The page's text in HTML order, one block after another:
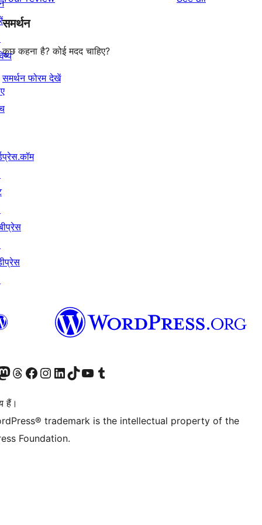
reviews
star
reviews
समर्थन
कुछ कहना है? कोई मदद चाहिए?
समर्थन फोरम देखें
account
our Mastodon account
हमारे थ्रेड्स अकाउंट पर जाएंहमारे फेसबुक पेज पर जाएँहमारे इंस्टाग्राम अकाउंट पर जाएंहमारे लिंक्डइन खाते पर जाएँहमारे टिकटॉक खाते पर जाएँहमारे यूट्यूब चैनल पर जाएंहमारे Tumblr खाते पर जाएँ
हैं।
trademark is the intellectual property of the
Foundation.